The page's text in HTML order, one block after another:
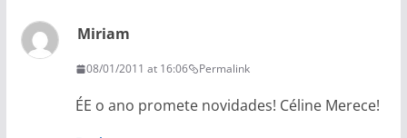
Miriam
08/01/2011 at 16:06 Permalink
ÉE o ano promete novidades! Céline Merece!